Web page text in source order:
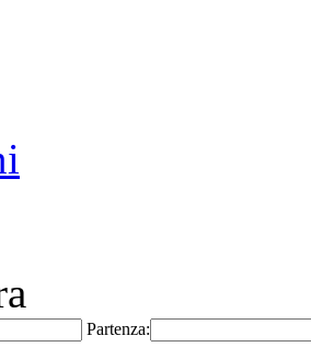
Partenza: